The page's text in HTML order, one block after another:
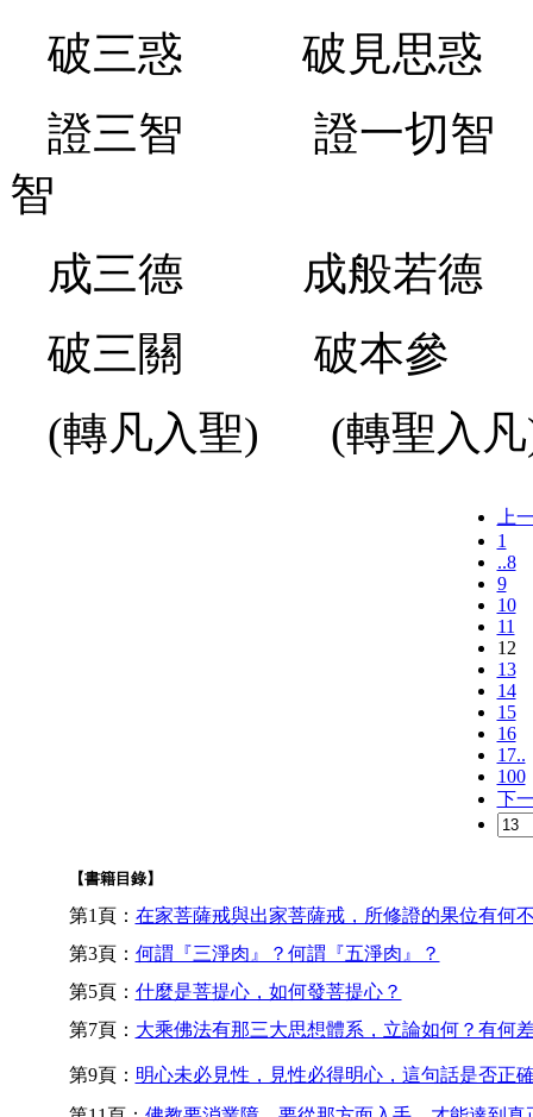
破三惑 破見思
證三智 證一切
智
成三德 成般若
破三關 破本
(轉凡入聖) (轉聖入
上
1
..8
9
10
11
12
13
14
15
16
17..
100
下
【書籍目錄】
第1頁： 在家菩薩戒與出家菩薩戒，所修證的果位有何
第3頁： 何謂『三淨肉』？何謂『五淨肉』？
第5頁： 什麼是菩提心，如何發菩提心？
第7頁： 大乘佛法有那三大思想體系，立論如何？有何
第9頁： 明心未必見性，見性必得明心，這句話是否正